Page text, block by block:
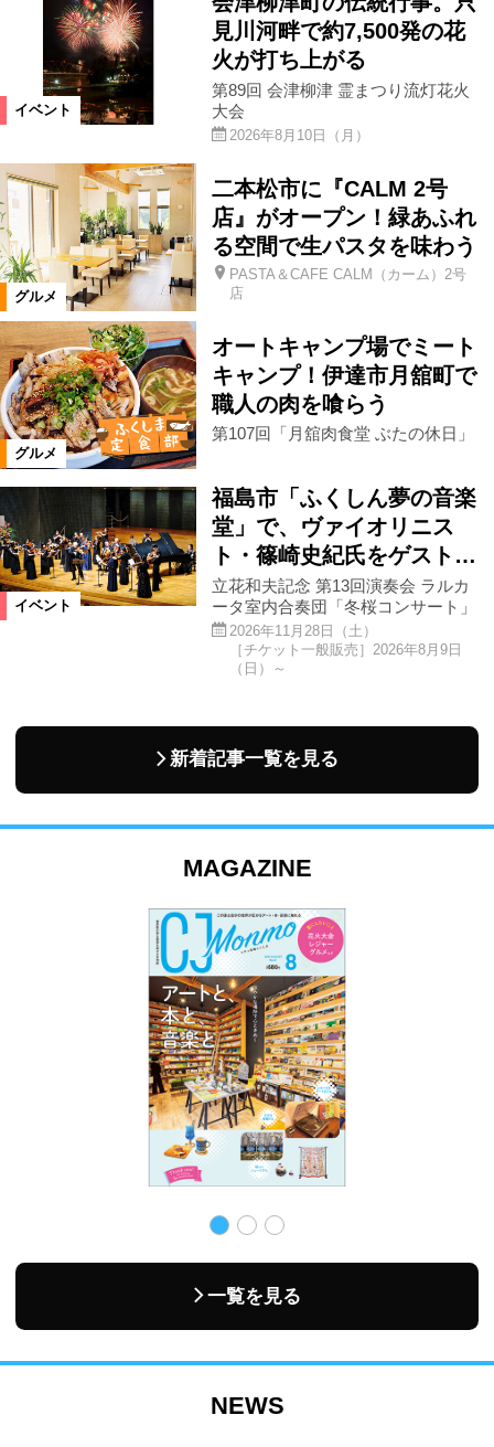
イベント
見川河畔で約7,500発の花
火が打ち上がる
第89回 会津柳津 霊まつり流灯花火
大会
2026年8月10日（月）
グルメ
二本松市に『CALM 2号
店』がオープン！緑あふれ
る空間で生パスタを味わう
PASTA＆CAFE CALM（カーム）2号
店
グルメ
オートキャンプ場でミート
キャンプ！伊達市月舘町で
職人の肉を喰らう
第107回「月舘肉食堂 ぶたの休日」
イベント
福島市「ふくしん夢の音楽
堂」で、ヴァイオリニス
ト・篠崎史紀氏をゲスト…
立花和夫記念 第13回演奏会 ラルカ
ータ室内合奏団「冬桜コンサート」
2026年11月28日（土）
［チケット一般販売］2026年8月9日
（日）～
新着記事一覧を見る
MAGAZINE
一覧を見る
NEWS